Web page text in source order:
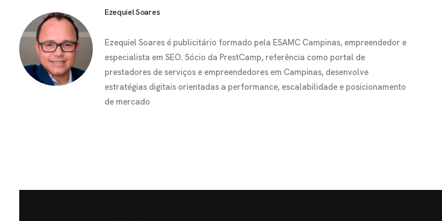
Ezequiel Soares
Ezequiel Soares é publicitário formado pela ESAMC Campinas, empreendedor e
especialista em SEO. Sócio da PrestCamp, referência como portal de
prestadores de serviços e empreendedores em Campinas, desenvolve
estratégias digitais orientadas a performance, escalabilidade e posicionamento
de mercado